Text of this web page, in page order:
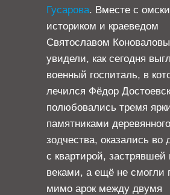
Гусарова. Вместе с
историком и краеведом
Святославом
увидели, как сегодня
военный госпиталь, в
лечился Фёдор
полюбовались тремя
памятниками деревянного
зодчества, оказались во
с квартирой,
веками, а ещё не смогли
мимо арок между двумя